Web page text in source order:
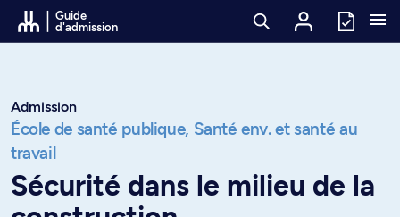
Passer au contenu
Guide
d'admission
Admission
École de santé publique, Santé env. et santé au
travail
Sécurité dans le milieu de la